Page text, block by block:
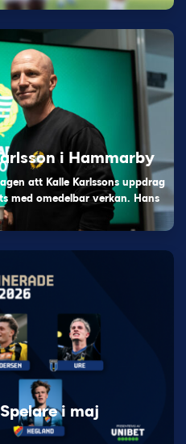
i Hammarby
att Kalle Karlssons uppdrag
med omedelbar verkan. Hans
i maj